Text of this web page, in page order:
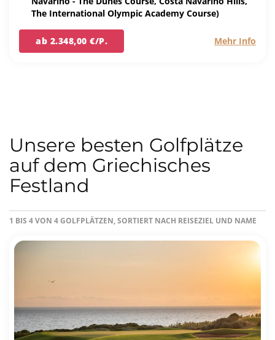
The International Olympic Academy Course)
ab 2.348,00 €/P. Mehr Info
Unsere besten Golfplätze
auf dem Griechisches
Festland
1 BIS 4 VON 4 GOLFPLÄTZEN, SORTIERT NACH REISEZIEL UND NAME